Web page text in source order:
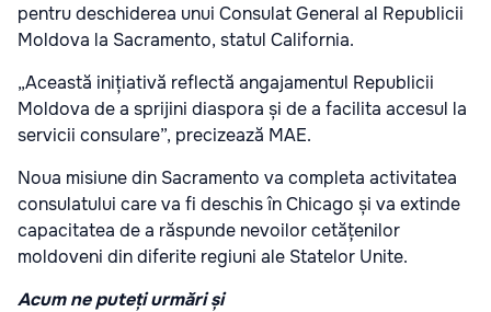
pentru deschiderea unui Consulat General al Republicii
Moldova la Sacramento, statul California.
„Această inițiativă reflectă angajamentul Republicii
Moldova de a sprijini diaspora și de a facilita accesul la
servicii consulare”, precizează MAE.
Noua misiune din Sacramento va completa activitatea
consulatului care va fi deschis în Chicago și va extinde
capacitatea de a răspunde nevoilor cetățenilor
moldoveni din diferite regiuni ale Statelor Unite.
Acum ne puteți urmări și